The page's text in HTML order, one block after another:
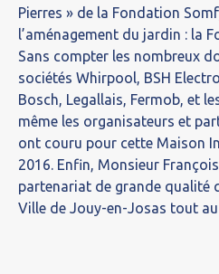
Pierres » de la Fondation
l’aménagement du jardin : la
Sans compter les nombreux
sociétés Whirpool, BSH
Bosch, Legallais, Fermob, et
même les organisateurs et
ont couru pour cette Maison
2016. Enfin, Monsieur
partenariat de grande qualité
Ville de Jouy-en-Josas tout